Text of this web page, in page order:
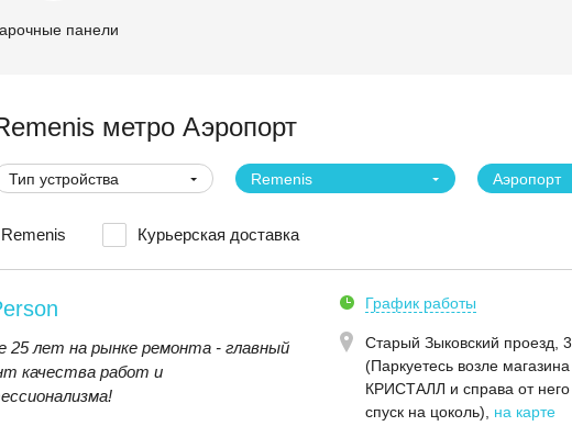
панели
метро Аэропорт
Тип устройства Remenis Аэропорт
Курьерская доставка
25 лет на рынке ремонта - главный
качества работ и
График работы
Старый Зыковский проезд, 3
(Паркуетесь возле магазина
КРИСТАЛЛ и справа от него
спуск на цоколь)
на карте